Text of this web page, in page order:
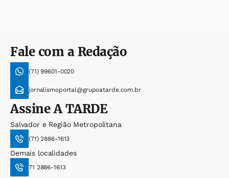
Fale com a Redação
(71) 99601-0020
jornalismoportal@grupoatarde.com.br
AssineA TARDE
Salvador e Região Metropolitana
(71) 2886-1613
Demais localidades
71 2886-1613